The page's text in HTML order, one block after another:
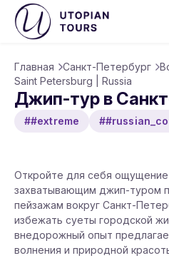
Главная Санкт-Петербург
Saint Petersburg | Russia
Джип-тур в
##extreme
Откройте для себя
захватывающим джип-туром
пейзажам вокруг Санкт-
избежать суеты городской
внедорожный опыт
волнения и природной